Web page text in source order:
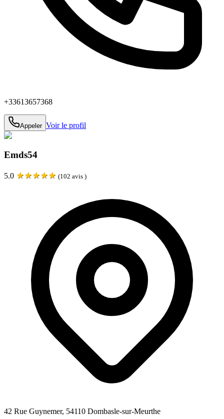
+33613657368
Appeler Voir le profil
Emds54
5.0 ★★★★★ (102 avis )
42 Rue Guynemer, 54110 Dombasle-sur-Meurthe